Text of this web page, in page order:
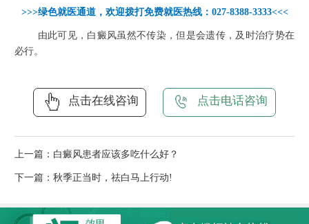
>>>绿色就医通道，欢迎拨打免费就医热线：027-8388-3333<<<
由此可见，白癜风虽然不传染，但是会遗传，及时治疗势在
必行。
点击在线咨询 点击电话咨询
上一篇： 白癜风患者应该多吃什么好？
下一篇： 秋季正当时，祛白马上行动!